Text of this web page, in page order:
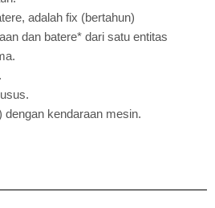
adalah fix (bertahun)
dan batere* dari satu entitas
dengan kendaraan mesin.